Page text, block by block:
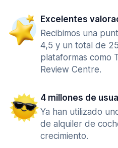
Excelentes
Recibimos una
4,5 y un total de
plataformas como
Review Centre.
4 millones de
Ya han utilizado
de alquiler de
crecimiento.